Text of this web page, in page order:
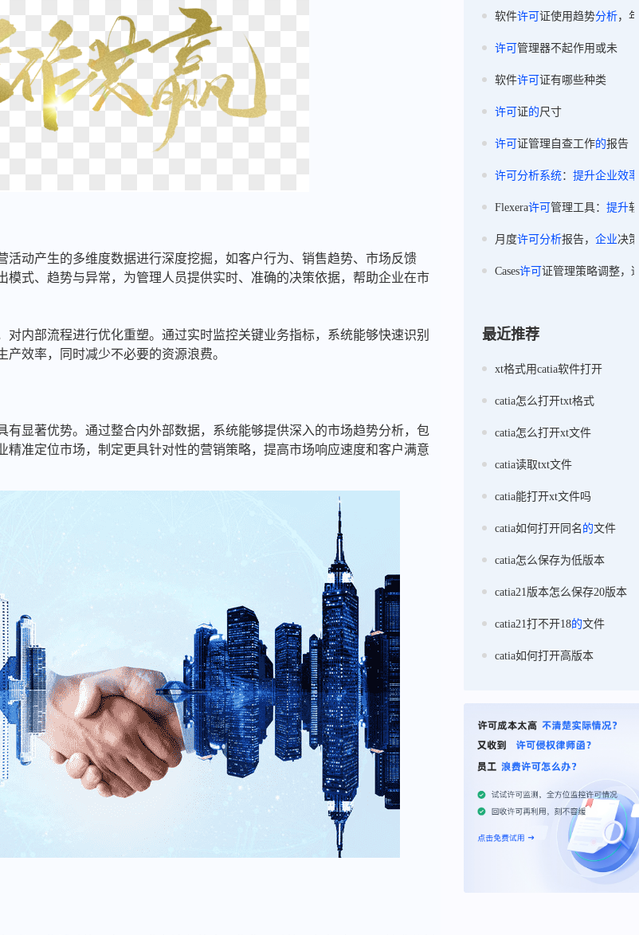
活动产生的多维度数据进行深度挖掘，如客户行为、销售趋势、市场反馈
模式、趋势与异常，为管理人员提供实时、准确的决策依据，帮助企业在市
对内部流程进行优化重塑。通过实时监控关键业务指标，系统能够快速识别
效率，同时减少不必要的资源浪费。
有显著优势。通过整合内外部数据，系统能够提供深入的市场趋势分析，包
精准定位市场，制定更具针对性的营销策略，提高市场响应速度和客户满意
软件许可 证使用趋势分析，
许可 管理器不起作用或未
软件许可 证有哪些种类
许可 证的尺寸
许可 证管理自查工作的报告
许可 分析系统： 提升企业效率
Flexera许可 管理工具： 提升
月度许可 分析报告， 企业决
Cases许可 证管理策略调整，
最近推荐
xt格式用catia软件打开
catia怎么打开txt格式
catia怎么打开xt文件
catia读取txt文件
catia能打开xt文件吗
catia如何打开同名 的文件
catia怎么保存为低版本
catia21版本怎么保存20版本
catia21打不开18的文件
catia如何打开高版本